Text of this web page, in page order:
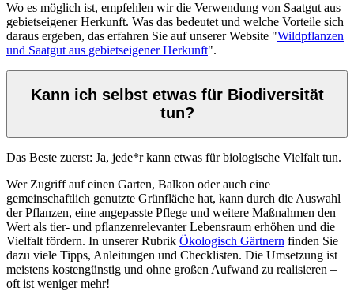
Wo es möglich ist, empfehlen wir die Verwendung von Saatgut aus
gebietseigener Herkunft. Was das bedeutet und welche Vorteile sich
daraus ergeben, das erfahren Sie auf unserer Website "Wildpflanzen
und Saatgut aus gebietseigener Herkunft".
Kann ich selbst etwas für Biodiversität
tun?
Das Beste zuerst: Ja, jede*r kann etwas für biologische Vielfalt tun.
Wer Zugriff auf einen Garten, Balkon oder auch eine
gemeinschaftlich genutzte Grünfläche hat, kann durch die Auswahl
der Pflanzen, eine angepasste Pflege und weitere Maßnahmen den
Wert als tier- und pflanzenrelevanter Lebensraum erhöhen und die
Vielfalt fördern. In unserer Rubrik Ökologisch Gärtnern finden Sie
dazu viele Tipps, Anleitungen und Checklisten. Die Umsetzung ist
meistens kostengünstig und ohne großen Aufwand zu realisieren –
oft ist weniger mehr!